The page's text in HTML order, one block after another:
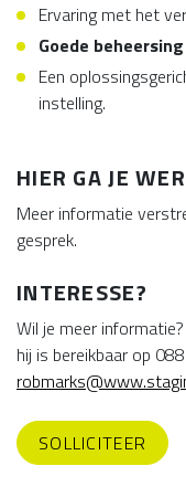
Ervaring met het
Goede
Een
instelling.
HIER GA JE
Meer informatie
gesprek.
INTERESSE?
Wil je meer
hij is bereikbaar op
SOLLICITEER